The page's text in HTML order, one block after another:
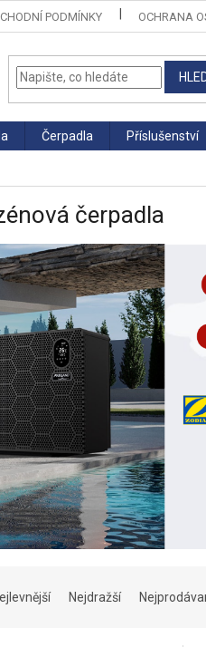
PODMÍNKY OCHRANA
Čerpadla Příslušenství
čerpadla
Nejdražší